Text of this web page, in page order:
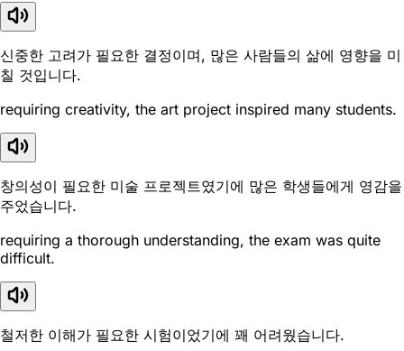
신중한 고려가 필요한 결정이며, 많은 사람들의 삶에 영향을 미
칠 것입니다.
requiring creativity, the art project inspired many students.
창의성이 필요한 미술 프로젝트였기에 많은 학생들에게 영감을
주었습니다.
requiring a thorough understanding, the exam was quite
difficult.
철저한 이해가 필요한 시험이었기에 꽤 어려웠습니다.